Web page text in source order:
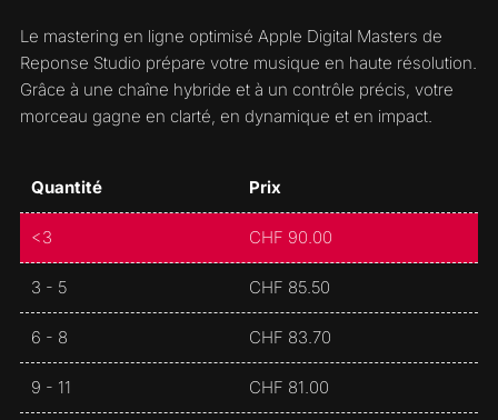
Le mastering en ligne optimisé Apple Digital Masters de
Reponse Studio prépare votre musique en haute résolution.
Grâce à une chaîne hybride et à un contrôle précis, votre
morceau gagne en clarté, en dynamique et en impact.
Quantité Prix
<3 CHF 90.00
3 - 5 CHF 85.50
6 - 8 CHF 83.70
9 - 11 CHF 81.00